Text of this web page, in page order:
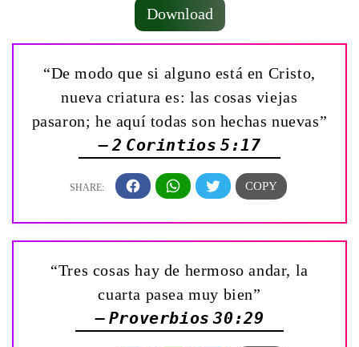
Download
“De modo que si alguno está en Cristo,
nueva criatura es: las cosas viejas
pasaron; he aquí todas son hechas nuevas”
— 2 Corintios 5:17
“Tres cosas hay de hermoso andar, la
cuarta pasea muy bien”
— Proverbios 30:29